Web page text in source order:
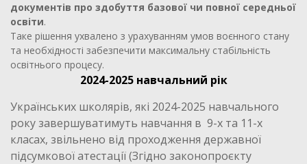
документів про здобуття базової чи повної середньої
освіти.
Таке рішення ухвалено з урахуванням умов воєнного стану
та необхідності забезпечити максимальну стабільність
освітнього процесу.
2024-2025 навчальний рік
Українських школярів, які 2024-2025 навчального
року завершуватимуть навчання в 9-х та 11-х
класах, звільнено від проходження державної
підсумкової атестації (Згідно законопроєкту